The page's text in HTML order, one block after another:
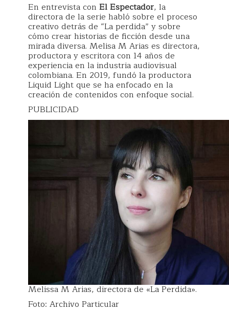
En entrevista con El Espectador, la
directora de la serie habló sobre el proceso
creativo detrás de “La perdida” y sobre
cómo crear historias de ficción desde una
mirada diversa. Melisa M Arias es directora,
productora y escritora con 14 años de
experiencia en la industria audiovisual
colombiana. En 2019, fundó la productora
Liquid Light que se ha enfocado en la
creación de contenidos con enfoque social.
PUBLICIDAD
Melissa M Arias, directora de «La Perdida».
Foto: Archivo Particular